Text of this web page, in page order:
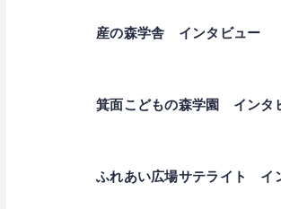
産の森学舎 インタビュー
箕面こどもの森学園 インタ
ふれあい広場サテライト イ